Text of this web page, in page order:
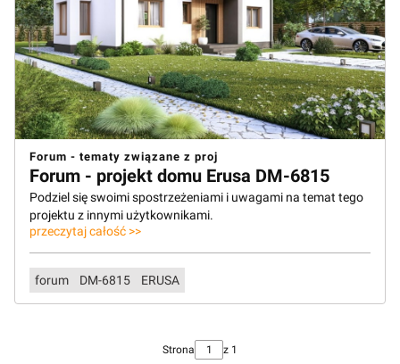
Forum - tematy związane z proj
Forum - projekt domu Erusa DM-6815
Podziel się swoimi spostrzeżeniami i uwagami na temat tego
projektu z innymi użytkownikami.
przeczytaj całość >>
forum DM-6815 ERUSA
Strona z 1